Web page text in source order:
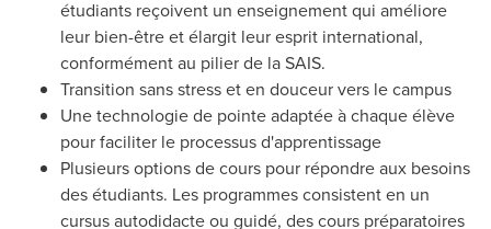
étudiants reçoivent un enseignement qui améliore
leur bien-être et élargit leur esprit international,
conformément au pilier de la SAIS.
Transition sans stress et en douceur vers le campus
Une technologie de pointe adaptée à chaque élève
pour faciliter le processus d'apprentissage
Plusieurs options de cours pour répondre aux besoins
des étudiants. Les programmes consistent en un
cursus autodidacte ou guidé, des cours préparatoires